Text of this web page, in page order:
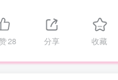
28 分享 收藏